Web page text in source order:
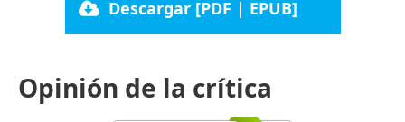
Descargar [PDF | EPUB]
Opinión de la crítica